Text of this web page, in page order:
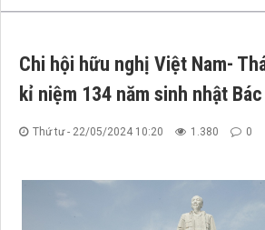
Chi hội hữu nghị Việt Nam-
kỉ niệm 134 năm sinh nhật
Thứ tư - 22/05/2024 10:20 1.380 0